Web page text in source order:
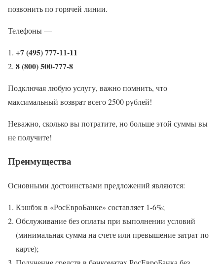
позвонить по горячей линии.
Телефоны —
+7 (495) 777-11-11
8 (800) 500-777-8
Подключая любую услугу, важно помнить, что
максимальный возврат всего 2500 рублей!
Неважно, сколько вы потратите, но больше этой суммы вы
не получите!
Преимущества
Основными достоинствами предложений являются:
Кэшбэк в «РосЕвроБанке» составляет 1-6%;
Обслуживание без оплаты при выполнении условий
(минимальная сумма на счете или превышение затрат по
карте);